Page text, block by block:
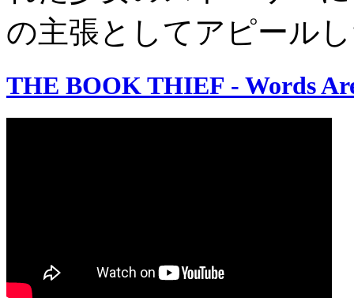
の主張としてアピール
THE BOOK THIEF - Words